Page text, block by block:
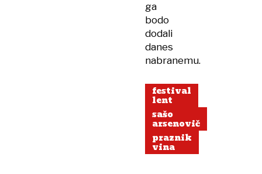
ga
bodo
dodali
danes
nabranemu.
festival
lent
sašo
arsenovič
praznik
vina